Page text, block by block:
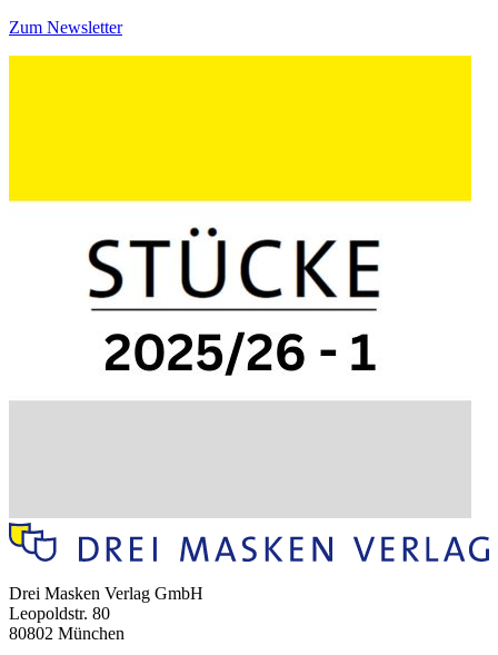
Zum Newsletter
Drei Masken Verlag GmbH
Leopoldstr. 80
80802 München